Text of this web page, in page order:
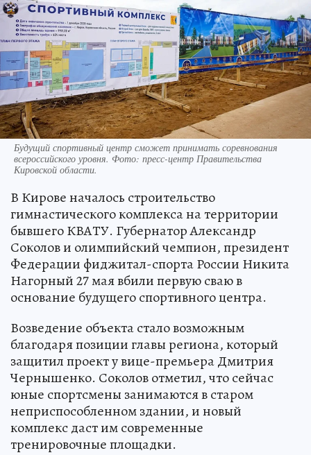
Будущий спортивный центр сможет принимать соревнования
всероссийского уровня. Фото: пресс-центр Правительства
Кировской области.
В Кирове началось строительство
гимнастического комплекса на территории
бывшего КВАТУ. Губернатор Александр
Соколов и олимпийский чемпион, президент
Федерации фиджитал-спорта России Никита
Нагорный 27 мая вбили первую сваю в
основание будущего спортивного центра.
Возведение объекта стало возможным
благодаря позиции главы региона, который
защитил проект у вице-премьера Дмитрия
Чернышенко. Соколов отметил, что сейчас
юные спортсмены занимаются в старом
неприспособленном здании, и новый
комплекс даст им современные
тренировочные площадки.